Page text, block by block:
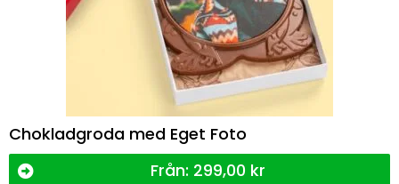
Chokladgroda med Eget Foto
Från: 299,00 kr